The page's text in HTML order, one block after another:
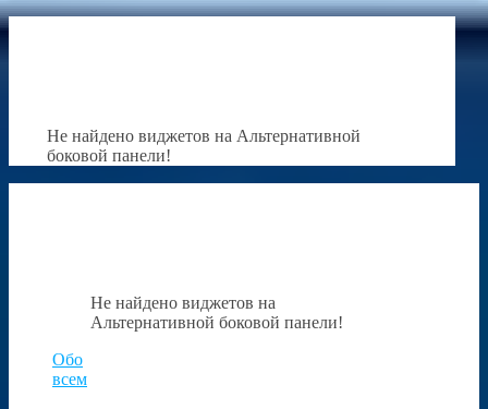
Не найдено виджетов на Альтернативной
боковой панели!
Не найдено виджетов на
Альтернативной боковой панели!
Обо
всем